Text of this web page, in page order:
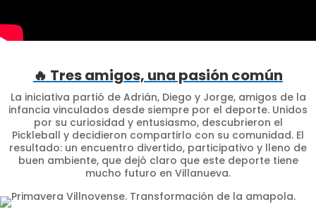
🔥 Tres amigos, una pasión común
La iniciativa partió de Adrián, Diego y Jorge, amigos de la
infancia vinculados desde siempre por el deporte. Unidos
por su curiosidad y entusiasmo, descubrieron el
Pickleball y decidieron compartirlo con su comunidad. El
resultado: un encuentro divertido, participativo y lleno de
buen ambiente, que dejó claro que este deporte tiene
mucho futuro en Villanueva.